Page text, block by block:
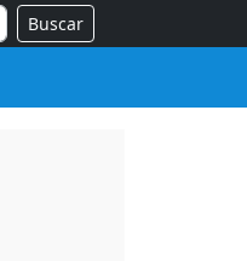
Buscar